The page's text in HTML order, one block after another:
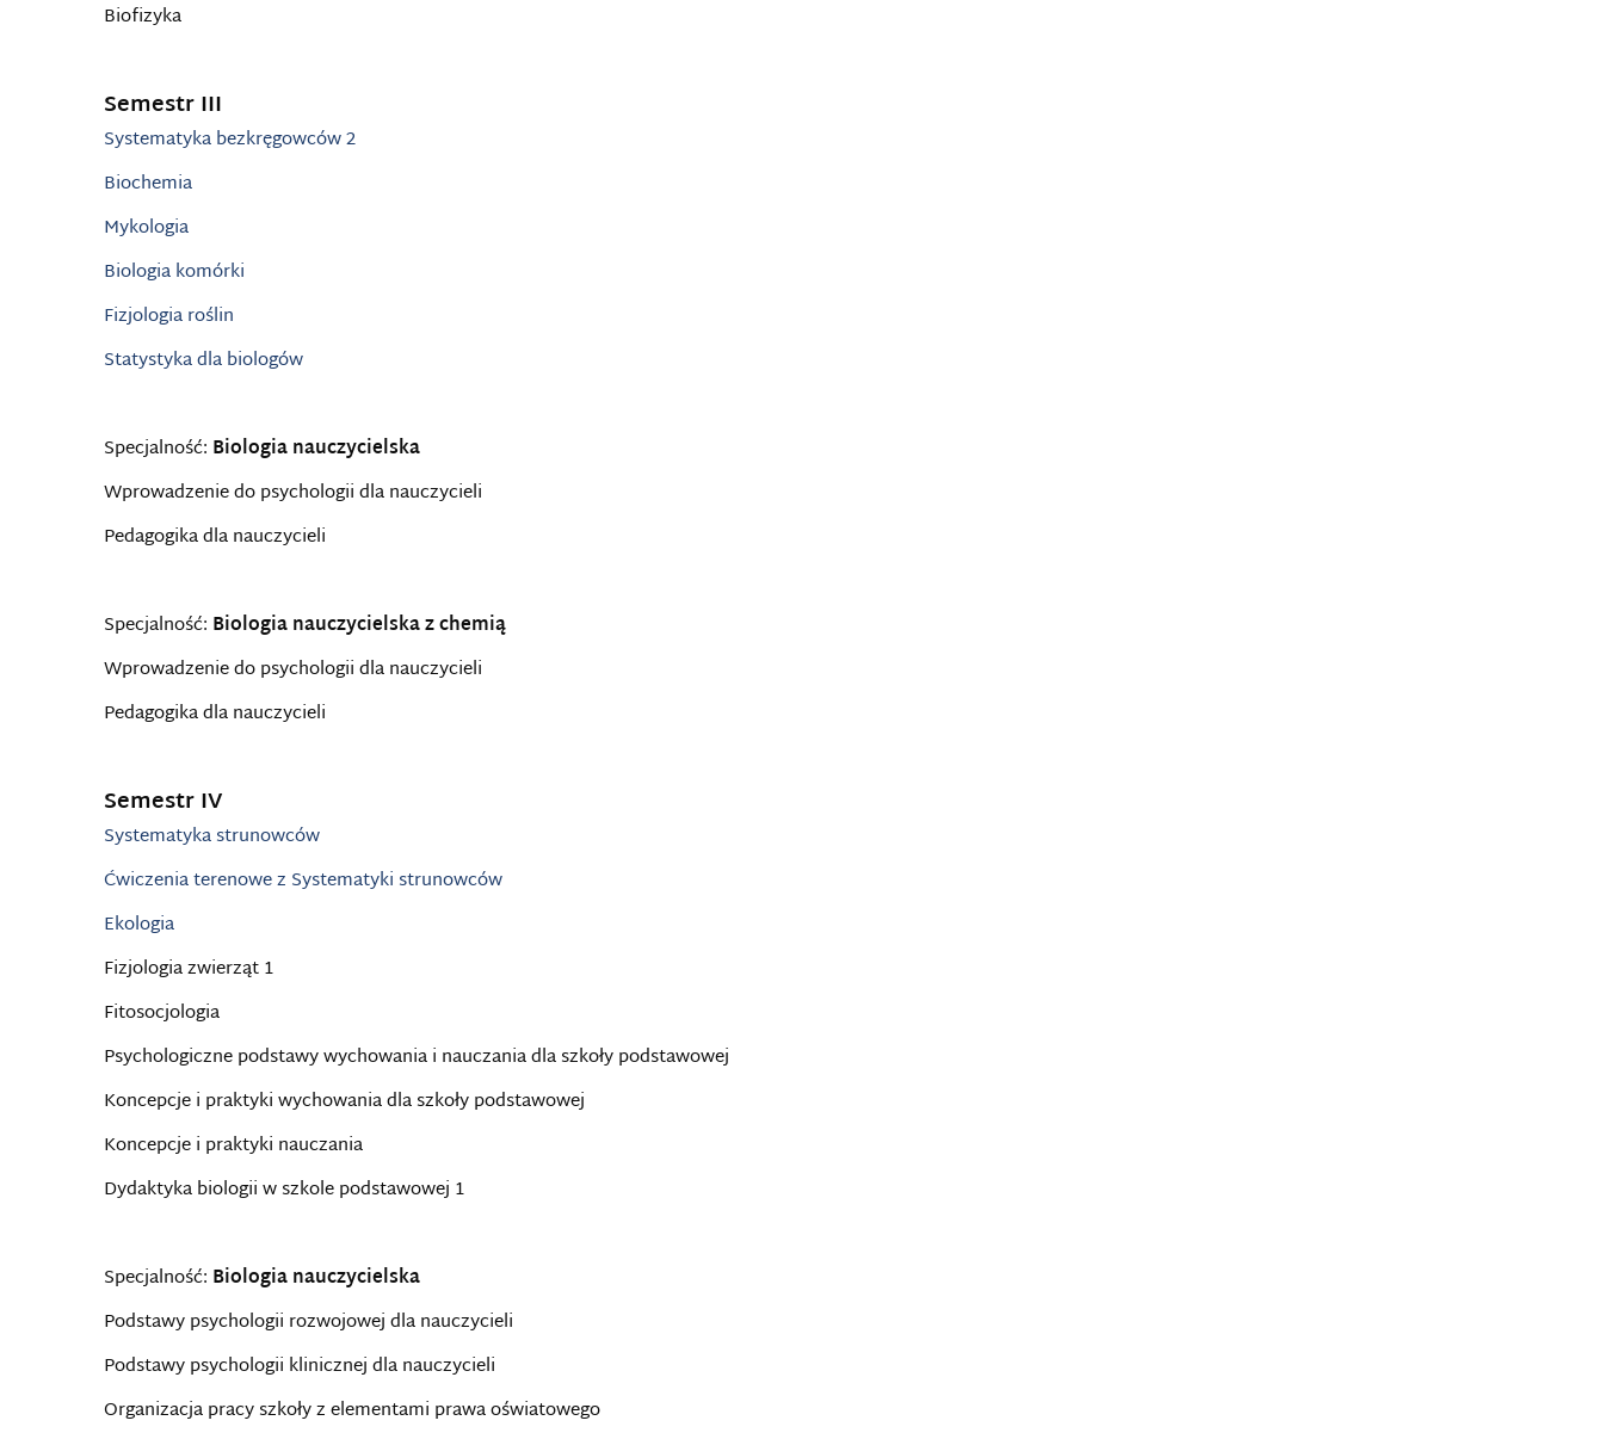
Biofizyka
Semestr III
Systematyka bezkręgowców 2
Biochemia
Mykologia
Biologia komórki
Fizjologia roślin
Statystyka dla biologów
Specjalność: Biologia nauczycielska
Wprowadzenie do psychologii dla nauczycieli
Pedagogika dla nauczycieli
Specjalność: Biologia nauczycielska z chemią
Wprowadzenie do psychologii dla nauczycieli
Pedagogika dla nauczycieli
Semestr IV
Systematyka strunowców
Ćwiczenia terenowe z Systematyki strunowców
Ekologia
Fizjologia zwierząt 1
Fitosocjologia
Psychologiczne podstawy wychowania i nauczania dla szkoły podstawowej
Koncepcje i praktyki wychowania dla szkoły podstawowej
Koncepcje i praktyki nauczania
Dydaktyka biologii w szkole podstawowej 1
Specjalność: Biologia nauczycielska
Podstawy psychologii rozwojowej dla nauczycieli
Podstawy psychologii klinicznej dla nauczycieli
Organizacja pracy szkoły z elementami prawa oświatowego